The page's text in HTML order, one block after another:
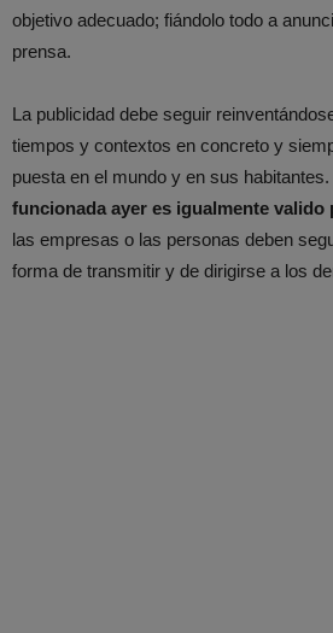
objetivo adecuado; fiándolo todo a
prensa.
La publicidad debe seguir
tiempos y contextos en concreto y
puesta en el mundo y en sus habitantes.
funcionada ayer es igualmente valido
las empresas o las personas deben
forma de transmitir y de dirigirse a los